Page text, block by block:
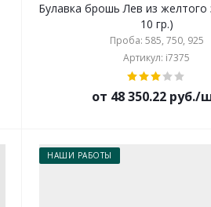
Булавка брошь Лев из желтого
10 гр.)
Проба: 585, 750, 925
Артикул: i7375
от 48 350.22 руб./
НАШИ РАБОТЫ